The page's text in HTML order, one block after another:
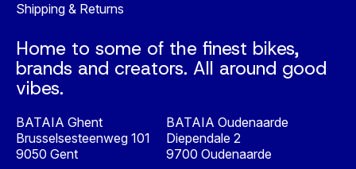
Shipping & Returns
Home to some of the finest bikes,
brands and creators. All around good
vibes.
BATAIA Ghent
Brusselsesteenweg 101
9050 Gent
BATAIA Oudenaarde
Diependale 2
9700 Oudenaarde